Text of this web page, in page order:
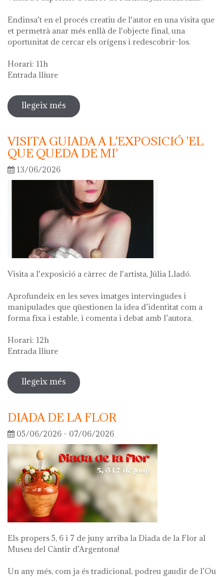
Endinsa't en el procés creatiu de l'autor en una visita que
et permetrà anar més enllà de l'objecte final, una
oportunitat de cercar els orígens i redescobrir-los.
Horari: 11h
Entrada lliure
llegeix més sobre visita guiada a l'exposició 'anar
a la font'
VISITA GUIADA A L'EXPOSICIÓ 'EL
QUE QUEDA DE MI'
13/06/2026
Visita a l'exposició a càrrec de l'artista, Júlia Lladó.
Aprofundeix en les seves imatges intervingudes i
manipulades que qüestionen la idea d’identitat com a
forma fixa i estable, i comenta i debat amb l’autora.
Horari: 12h
Entrada lliure
llegeix més sobre visita guiada a l'exposició 'el
que queda de mi'
DIADA DE LA FLOR
05/06/2026 - 07/06/2026
Els propers 5, 6 i 7 de juny arriba la Diada de la Flor al
Museu del Càntir d’Argentona!
Un any més, com ja és tradicional, podreu gaudir de l’Ou